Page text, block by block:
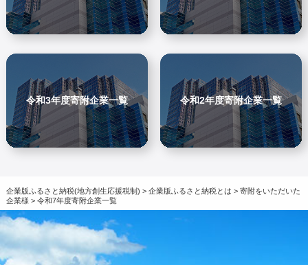
令和3年度寄附企業一覧 令和2年度寄附企業一覧
企業版ふるさと納税(地方創生応援税制) > 企業版ふるさと納税とは > 寄附をいただいた
企業様> 令和7年度寄附企業一覧